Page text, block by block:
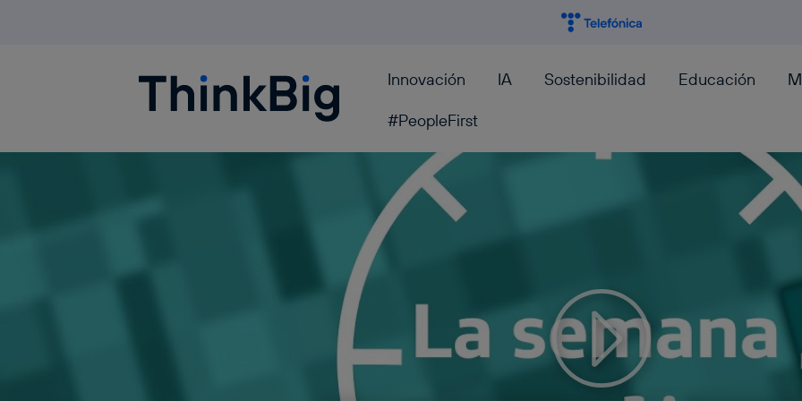
Blogthinkbig.com Innovación IA Sostenibilidad Educación
#PeopleFirst